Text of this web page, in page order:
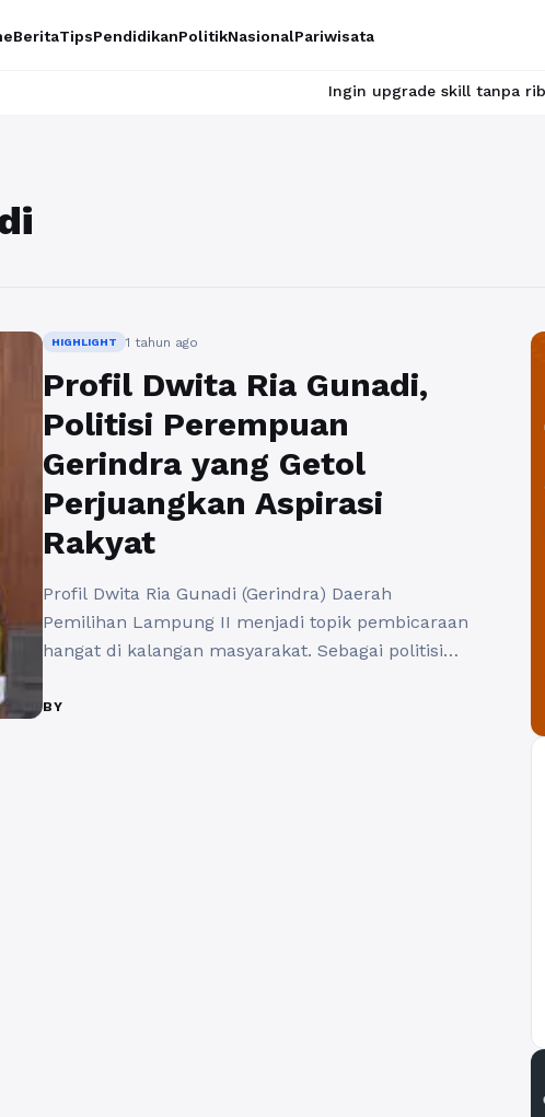
BeritaTipsPendidikanPolitikNasionalPariwisata
Ingin upgrade skill tanpa ribet?
HIGHLIGHT 1 tahun ago
Profil Dwita Ria Gunadi,
Politisi Perempuan
Gerindra yang Getol
Perjuangkan Aspirasi
Rakyat
Profil Dwita Ria Gunadi (Gerindra) Daerah
Pemilihan Lampung II menjadi topik pembicaraan
hangat di kalangan masyarakat. Sebagai politisi
Indonesia, Dwita Ria Gunadi memiliki visi dan misi
BY